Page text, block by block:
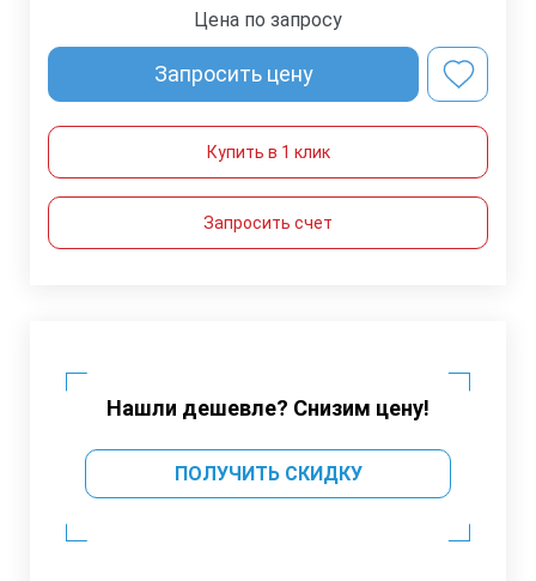
Цена по запросу
Запросить цену
Купить в 1 клик
Запросить счет
Нашли дешевле? Снизим цену!
ПОЛУЧИТЬ СКИДКУ